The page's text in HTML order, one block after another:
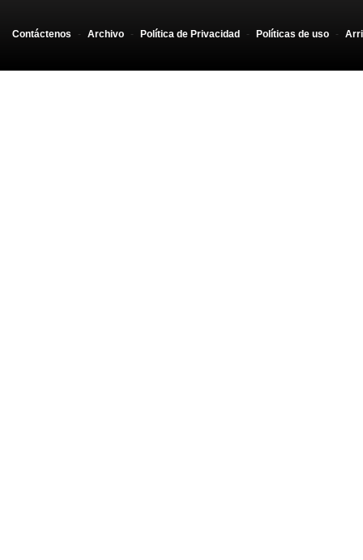
Contáctenos - Archivo - Política de Privacidad - Políticas de uso -